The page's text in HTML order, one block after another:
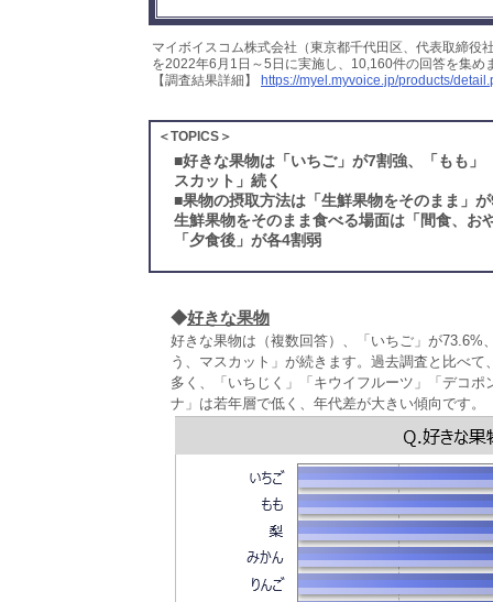
マイボイスコム株式会社（東京都千代田区、代表取締
を2022年6月1日～5日に実施し、10,160件の回答を集め
【調査結果詳細】
https://myel.myvoice.jp/products/
＜TOPICS＞
■好きな果物は「いちご」が7割強、「もも
スカット」続く
■果物の摂取方法は「生鮮果物をそのまま」
生鮮果物をそのまま食べる場面は「間食、お
「夕食後」が各4割弱
◆好きな果物
好きな果物は（複数回答）、「いちご」が
う、マスカット」が続きます。過去調査と比べ
多く、「いちじく」「キウイフルーツ」「デコ
ナ」は若年層で低く、年代差が大きい傾向です。